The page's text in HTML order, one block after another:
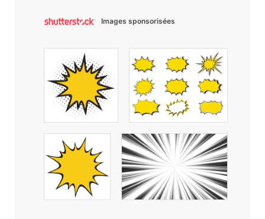
Images sponsorisées